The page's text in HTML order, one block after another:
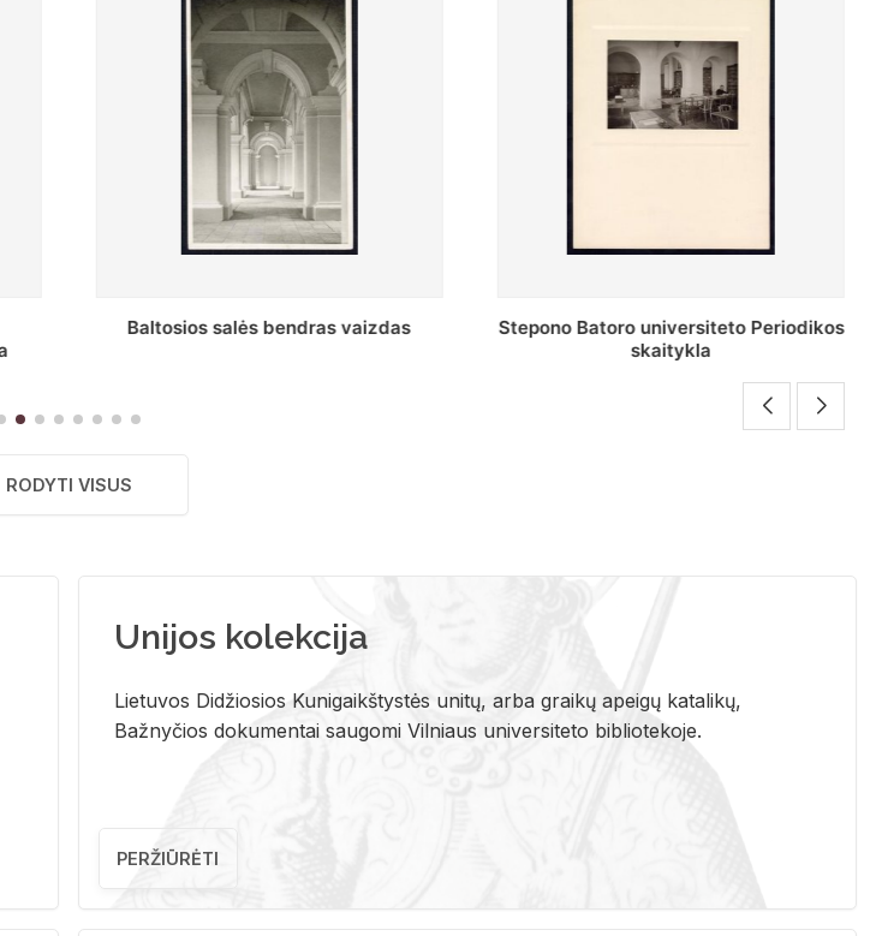
Stepono Batoro universiteto Periodikos
Periodikos skaitykla Stepono Batoro
universiteto bibliotekoje
RODYTI VISUS
Unijos kolekcija
Lietuvos Didžiosios Kunigaikštystės unitų, arba graikų apeigų katalikų,
Bažnyčios dokumentai saugomi Vilniaus universiteto bibliotekoje.
PERŽIŪRĖTI